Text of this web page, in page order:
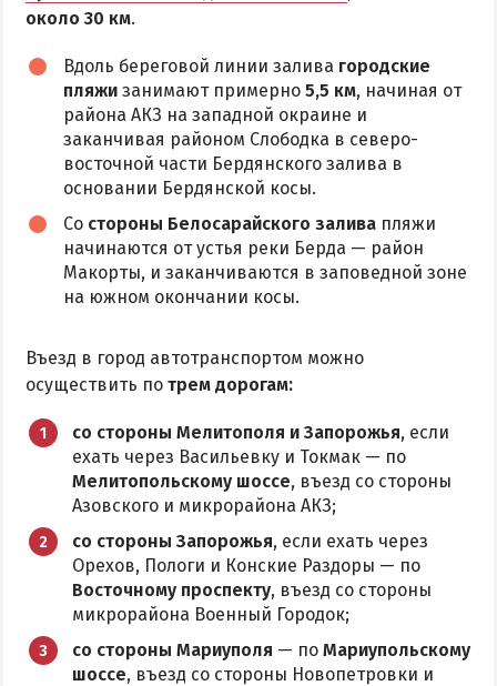
РАЗВЛЕЧЕНИЯ
Аквапарк
Дельфинарий
Зоопарк
Виндсерфинг
Рыбалка
ДОСТОПРИМЕЧАТЕЛЬНОСТИ
Памятники и скульптуры
Бердянские маяки
ЭКСКУРСИИ И МАРШРУТЫ
Острова Дзендзик
Приазовский природный парк
ПРОЕЗД
Маршрутки
около 30 км.
Вдоль береговой линии залива городские
пляжи занимают примерно 5,5 км, начиная от
района АКЗ на западной окраине и
заканчивая районом Слободка в северо-
восточной части Бердянского залива в
основании Бердянской косы.
Со стороны Белосарайского залива пляжи
начинаются от устья реки Берда — район
Макорты, и заканчиваются в заповедной зоне
на южном окончании косы.
Въезд в город автотранспортом можно
осуществить по трем дорогам:
со стороны Мелитополя и Запорожья, если
ехать через Васильевку и Токмак — по
Мелитопольскому шоссе, въезд со стороны
Азовского и микрорайона АКЗ;
со стороны Запорожья, если ехать через
Орехов, Пологи и Конские Раздоры — по
Восточному проспекту, въезд со стороны
микрорайона Военный Городок;
со стороны Мариуполя — по Мариупольскому
шоссе, въезд со стороны Новопетровки и